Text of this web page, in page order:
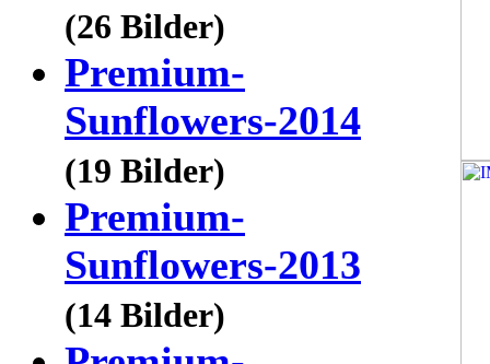
(26 Bilder)
Premium-
Sunflowers-2014
(19 Bilder)
Premium-
Sunflowers-2013
(14 Bilder)